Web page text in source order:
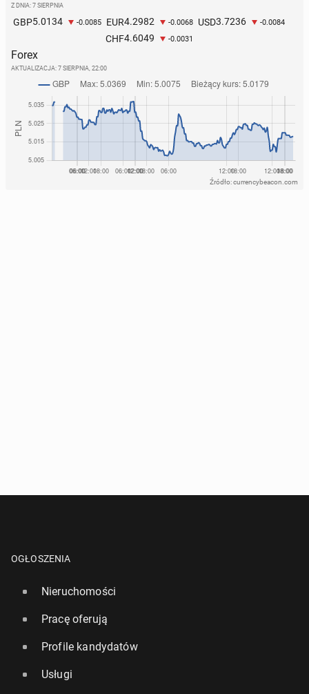
Z DNIA: 7 SIERPNIA
GBP5.0134 -0.0085 EUR4.2982 -0.0068 USD3.7236 -0.0084
CHF4.6049 -0.0031
Forex
AKTUALIZACJA: 7 SIERPNIA, 22:00
Źródło: currencybeacon.com
OGŁOSZENIA
Nieruchomości
Pracę oferują
Profile kandydatów
Usługi